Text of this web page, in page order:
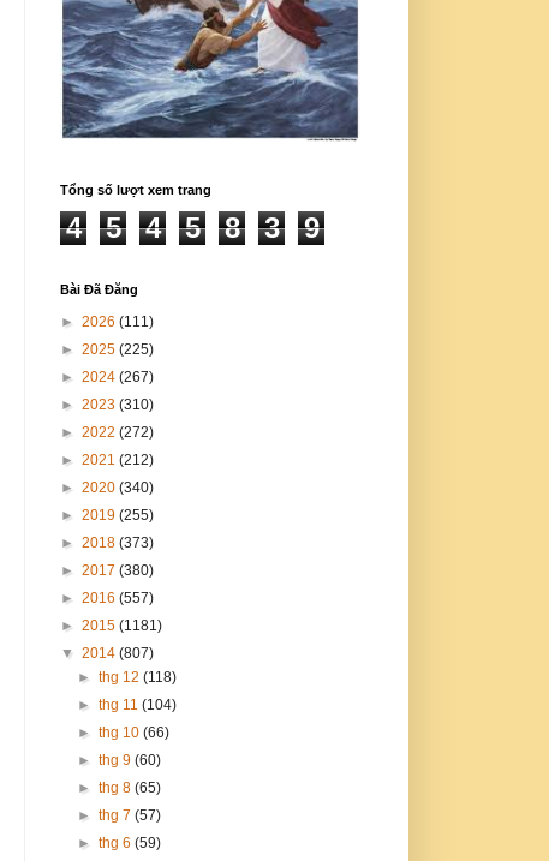
Tổng số lượt xem trang
4 5 4 5 8 3 9
Bài Đã Đăng
► 2026 (111)
► 2025 (225)
► 2024 (267)
► 2023 (310)
► 2022 (272)
► 2021 (212)
► 2020 (340)
► 2019 (255)
► 2018 (373)
► 2017 (380)
► 2016 (557)
► 2015 (1181)
▼ 2014 (807)
►thg 12(118)
►thg 11(104)
►thg 10(66)
►thg 9(60)
►thg 8(65)
►thg 7(57)
►thg 6(59)